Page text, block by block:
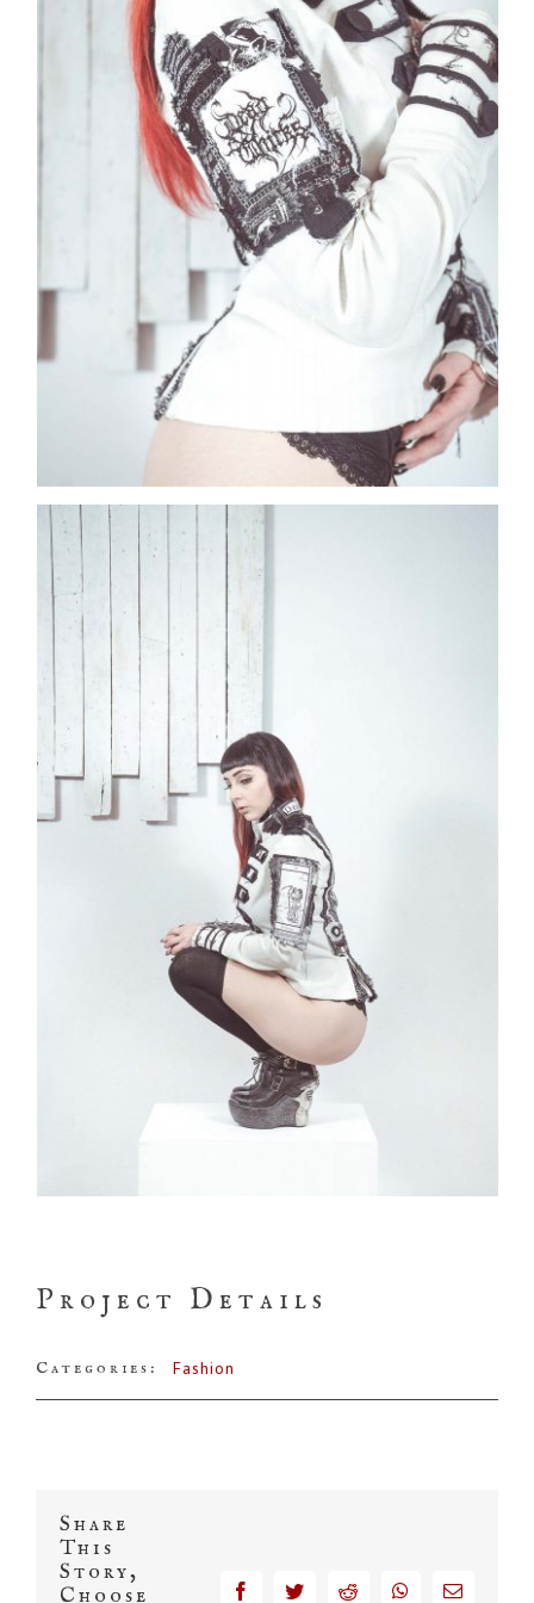
Project Details
Categories: Fashion
Share
This
Story,
Choose
facebooktwitter reddit whatsapp